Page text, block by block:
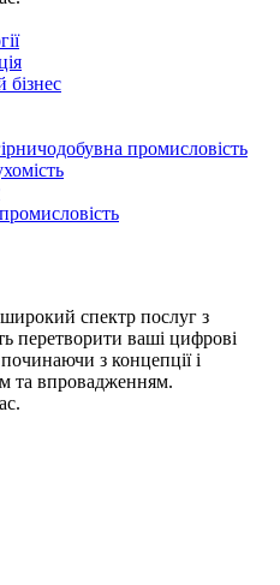
бізнес
промисловість
спектр послуг з
перетворити ваші цифрові
з концепції і
та впровадженням.